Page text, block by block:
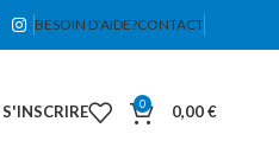
BESOIN D’AIDE?CONTACT
0 0,00€